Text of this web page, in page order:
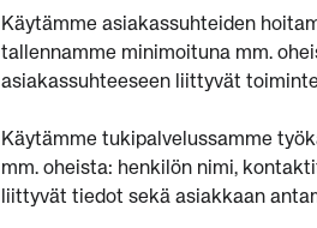
Käytämme asiakassuhteiden
tallennamme minimoituna mm.
asiakassuhteeseen liittyvät
Käytämme tukipalvelussamme
mm. oheista: henkilön nimi,
liittyvät tiedot sekä asiakkaan